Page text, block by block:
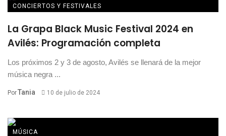
CONCIERTOS Y FESTIVALES
La Grapa Black Music Festival 2024 en
Avilés: Programación completa
Los próximos 2 y 3 de agosto, Avilés se llenará de la mejor
música negra ...
PorTania 10 de julio de 2024
MÚSICA